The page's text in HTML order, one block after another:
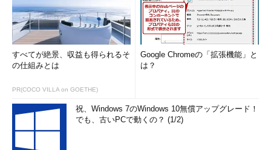
stratorアカウントにパスワードを設定し、アカウントを有効
化する（AdministratorアカウントはSysprep時に再び無効
化される）
●手順（10）
「Administrator」アカウントでサインインします。サインイン
後、「コンピューターの管理」スナップイン
（CompMgmt.msc）を開き、Windows 10のセットアップ時に作
成したローカルアカウントを削除します。
すべてが絶景、収益も得られるそ
の仕組みとは
PR(COCO VILLA on GOETHE)
Google Chromeの「拡張機能」と
は？
祝、Windows 7のWindows 10無償アップグレード！
でも、古いPCで動くの？ (1/2)